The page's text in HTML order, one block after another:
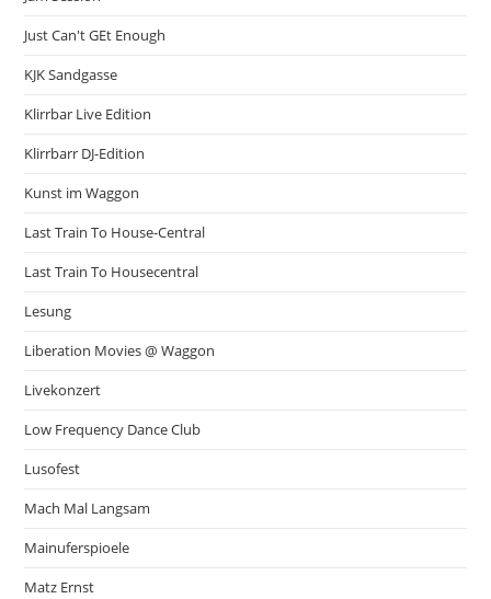
Just Can't GEt Enough
KJK Sandgasse
Klirrbar Live Edition
Klirrbarr DJ-Edition
Kunst im Waggon
Last Train To House-Central
Last Train To Housecentral
Lesung
Liberation Movies @ Waggon
Livekonzert
Low Frequency Dance Club
Lusofest
Mach Mal Langsam
Mainuferspioele
Matz Ernst